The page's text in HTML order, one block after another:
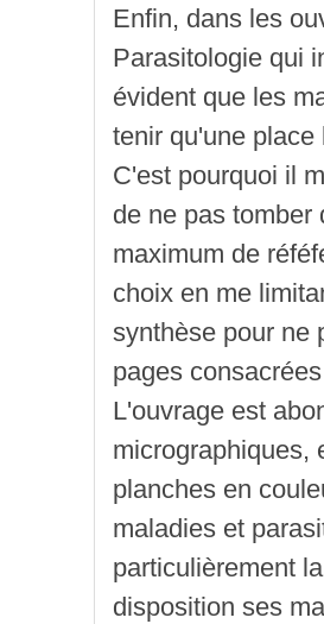
Enfin, dans les
Parasitologie qui
évident que les
tenir qu'une place
C'est pourquoi il
de ne pas tomber
maximum de
choix en me
synthèse pour ne
pages
L'ouvrage est
micrographiques,
planches en
maladies et
particulièrement
disposition ses